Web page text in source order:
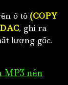
ô tô (COPY
DAC, ghi ra
lượng gốc.
MP3 nén